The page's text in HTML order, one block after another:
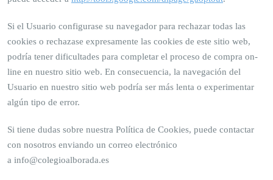
Si el Usuario configurase su navegador para rechazar todas las
cookies o rechazase expresamente las cookies de este sitio web,
podría tener dificultades para completar el proceso de compra on-
line en nuestro sitio web. En consecuencia, la navegación del
Usuario en nuestro sitio web podría ser más lenta o experimentar
algún tipo de error.
Si tiene dudas sobre nuestra Política de Cookies, puede contactar
con nosotros enviando un correo electrónico
a info@colegioalborada.es